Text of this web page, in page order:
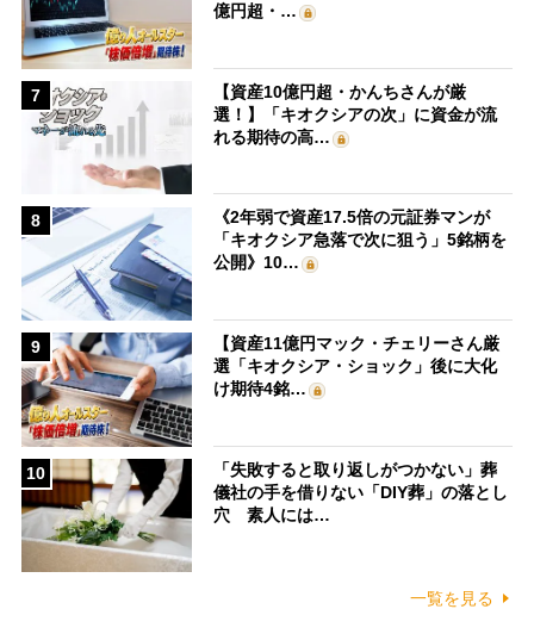
億円超・…
7
【資産10億円超・かんちさんが厳
選！】「キオクシアの次」に資金が流
れる期待の高…
8
《2年弱で資産17.5倍の元証券マンが
「キオクシア急落で次に狙う」5銘柄を
公開》10…
9
【資産11億円マック・チェリーさん厳
選「キオクシア・ショック」後に大化
け期待4銘…
10
「失敗すると取り返しがつかない」葬
儀社の手を借りない「DIY葬」の落とし
穴 素人には…
一覧を見る